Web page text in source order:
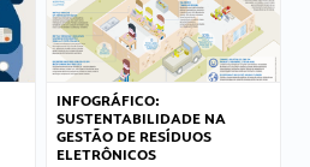
INFOGRÁFICO:
SUSTENTABILIDADE NA
GESTÃO DE RESÍDUOS
ELETRÔNICOS